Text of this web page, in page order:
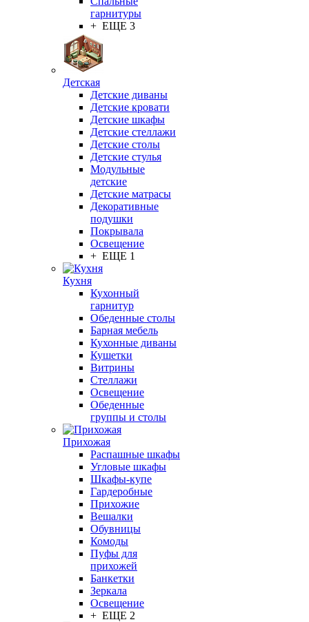
гарнитуры
+ ЕЩЕ 3
Детская
Детские диваны
Детские кровати
Детские шкафы
Детские стеллажи
Детские столы
Детские стулья
Модульные
детские
Детские матрасы
Декоративные
подушки
Покрывала
Освещение
+ ЕЩЕ 1
Кухня
Кухонный
гарнитур
Обеденные столы
Барная мебель
Кухонные диваны
Кушетки
Витрины
Стеллажи
Освещение
Обеденные
группы и столы
Прихожая
Распашные шкафы
Угловые шкафы
Шкафы-купе
Гардеробные
Прихожие
Вешалки
Обувницы
Комоды
Пуфы для
прихожей
Банкетки
Зеркала
Освещение
+ ЕЩЕ 2